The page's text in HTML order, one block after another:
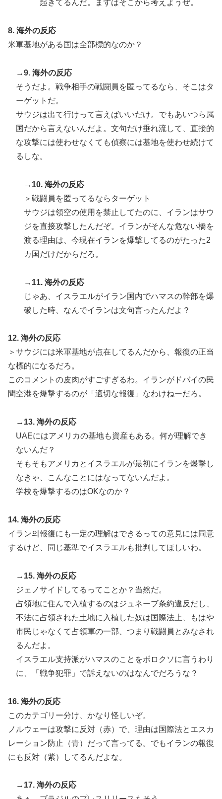
起きてるんだ。まずはそこから考えようぜ。
8. 海外の反応
米軍基地がある国は全部標的なのか？
→9. 海外の反応
そうだよ。戦争相手の戦闘員を匿ってるなら、そこはタ
ーゲットだ。
サウジは出て行けって言えばいいだけ。でもあいつら属
国だから言えないんだよ。文句だけ垂れ流して、直接的
な攻撃には使わせなくても偵察には基地を使わせ続けて
るしな。
→10. 海外の反応
＞戦闘員を匿ってるならターゲット
サウジは領空の使用を禁止してたのに、イランはサウ
ジを直接攻撃したんだぞ。イランがそんな危ない橋を
渡る理由は、今現在イランを爆撃してるのがたった2
カ国だけだからだろ。
→11. 海外の反応
じゃあ、イスラエルがイラン国内でハマスの幹部を爆
破した時、なんでイランは文句言ったんだよ？
12. 海外の反応
＞サウジには米軍基地が点在してるんだから、報復の正当
な標的になるだろ。
このコメントの皮肉がすごすぎるわ。イランがドバイの民
間空港を爆撃するのが「適切な報復」なわけねーだろ。
→13. 海外の反応
UAEにはアメリカの基地も資産もある。何が理解でき
ないんだ？
そもそもアメリカとイスラエルが最初にイランを爆撃し
なきゃ、こんなことにはなってないんだよ。
学校を爆撃するのはOKなのか？
14. 海外の反応
イラン의報復にも一定の理解はできるっての意見には同意
するけど、同じ基準でイスラエルも批判してほしいわ。
→15. 海外の反応
ジェノサイドしてるってことか？当然だ。
占領地に住んで入植するのはジュネーブ条約違反だし、
不法に占領された土地に入植した奴は国際法上、もはや
市民じゃなくて占領軍の一部、つまり戦闘員とみなされ
るんだよ。
イスラエル支持派がハマスのことをボロクソに言うわり
に、「戦争犯罪」で訴えないのはなんでだろうな？
16. 海外の反応
このカテゴリー分け、かなり怪しいぞ。
ノルウェーは攻撃に反対（赤）で、理由は国際法とエスカ
レーション防止（青）だって言ってる。でもイランの報復
にも反対（紫）してるんだよな。
→17. 海外の反応